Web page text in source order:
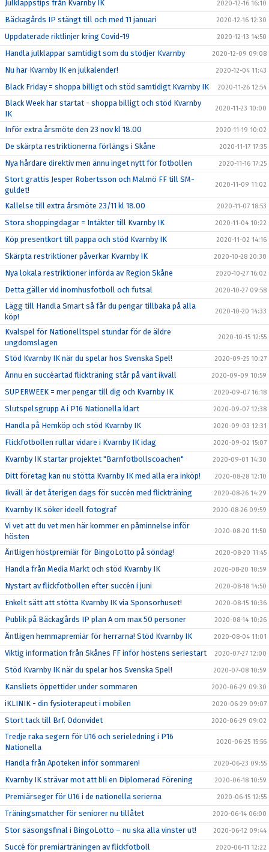
Julklappstips från Kvarnby IK 2020-12-16 16:10
Bäckagårds IP stängt till och med 11 januari 2020-12-16 12:30
Uppdaterade riktlinjer kring Covid-19 2020-12-13 14:50
Handla julklappar samtidigt som du stödjer Kvarnby 2020-12-09 09:08
Nu har Kvarnby IK en julkalender! 2020-12-04 11:43
Black Friday = shoppa billigt och stöd samtidigt Kvarnby IK 2020-11-26 12:54
Black Week har startat - shoppa billigt och stöd Kvarnby
IK
2020-11-23 10:00
Inför extra årsmöte den 23 nov kl 18.00 2020-11-19 10:02
De skärpta restriktionerna förlängs i Skåne 2020-11-17 17:35
Nya hårdare direktiv men ännu inget nytt för fotbollen 2020-11-16 17:25
Stort grattis Jesper Robertsson och Malmö FF till SM-
guldet!
2020-11-09 11:02
Kallelse till extra årsmöte 23/11 kl 18.00 2020-11-07 18:53
Stora shoppingdagar = Intäkter till Kvarnby IK 2020-11-04 10:22
Köp presentkort till pappa och stöd Kvarnby IK 2020-11-02 14:16
Skärpta restriktioner påverkar Kvarnby IK 2020-10-28 20:30
Nya lokala restriktioner införda av Region Skåne 2020-10-27 16:02
Detta gäller vid inomhusfotboll och futsal 2020-10-27 09:58
Lägg till Handla Smart så får du pengar tillbaka på alla
köp!
2020-10-20 14:33
Kvalspel för Nationelltspel stundar för de äldre
ungdomslagen
2020-10-15 12:55
Stöd Kvarnby IK när du spelar hos Svenska Spel! 2020-09-25 10:27
Ännu en succéartad flickträning står på vänt ikväll 2020-09-09 10:59
SUPERWEEK = mer pengar till dig och Kvarnby IK 2020-09-07 16:18
Slutspelsgrupp A i P16 Nationella klart 2020-09-07 12:38
Handla på Hemköp och stöd Kvarnby IK 2020-09-03 12:31
Flickfotbollen rullar vidare i Kvarnby IK idag 2020-09-02 15:07
Kvarnby IK startar projektet "Barnfotbollscoachen" 2020-09-01 14:30
Ditt företag kan nu stötta Kvarnby IK med alla era inköp! 2020-08-28 12:10
Ikväll är det återigen dags för succén med flickträning 2020-08-26 14:29
Kvarnby IK söker ideell fotograf 2020-08-26 09:59
Vi vet att du vet men här kommer en påminnelse inför
hösten
2020-08-20 11:50
Äntligen höstpremiär för BingoLotto på söndag! 2020-08-20 11:45
Handla från Media Markt och stöd Kvarnby IK 2020-08-20 10:59
Nystart av flickfotbollen efter succén i juni 2020-08-18 14:50
Enkelt sätt att stötta Kvarnby IK via Sponsorhuset! 2020-08-15 10:36
Publik på Bäckagårds IP plan A om max 50 personer 2020-08-14 10:26
Äntligen hemmapremiär för herrarna! Stöd Kvarnby IK 2020-08-04 11:01
Viktig information från Skånes FF inför höstens seriestart 2020-07-27 12:00
Stöd Kvarnby IK när du spelar hos Svenska Spel! 2020-07-08 10:59
Kansliets öppettider under sommaren 2020-06-29 09:30
iKLINIK - din fysioterapeut i mobilen 2020-06-29 09:07
Stort tack till Brf. Odonvidet 2020-06-29 09:02
Tredje raka segern för U16 och serieledning i P16
Nationella
2020-06-25 15:56
Handla från Apoteken inför sommaren! 2020-06-23 09:55
Kvarnby IK strävar mot att bli en Diplomerad Förening 2020-06-18 10:59
Premiärseger för U16 i de nationella serierna 2020-06-15 12:55
Träningsmatcher för seniorer nu tillåtet 2020-06-14 06:00
Stor säsongsfinal i BingoLotto – nu ska alla vinster ut! 2020-06-12 09:44
Succé för premiärträningen av flickfotboll 2020-06-11 12:22